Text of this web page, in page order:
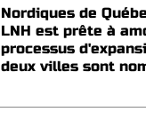
Nordiques de
LNH est prête à
processus
deux villes sont